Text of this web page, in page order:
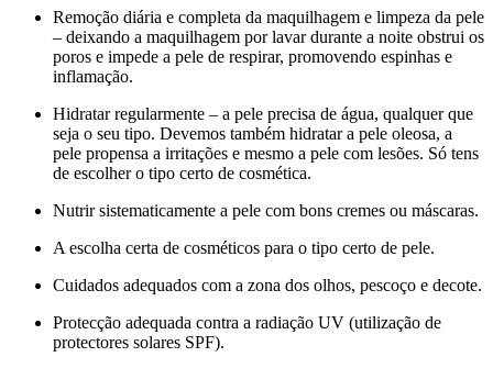
Remoção diária e completa da maquilhagem e limpeza da pele
– deixando a maquilhagem por lavar durante a noite obstrui os
poros e impede a pele de respirar, promovendo espinhas e
inflamação.
Hidratar regularmente – a pele precisa de água, qualquer que
seja o seu tipo. Devemos também hidratar a pele oleosa, a
pele propensa a irritações e mesmo a pele com lesões. Só tens
de escolher o tipo certo de cosmética.
Nutrir sistematicamente a pele com bons cremes ou máscaras.
A escolha certa de cosméticos para o tipo certo de pele.
Cuidados adequados com a zona dos olhos, pescoço e decote.
Protecção adequada contra a radiação UV (utilização de
protectores solares SPF).